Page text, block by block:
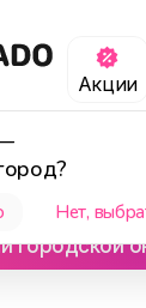
Нет,
Акции
городской